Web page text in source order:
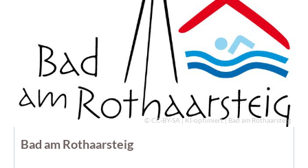
© CC-BY-SA | KI-optimiert | Bad am Rothaarsteig
Bad am Rothaarsteig